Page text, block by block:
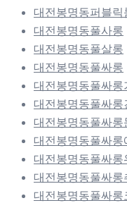
대전봉명동퍼블릭
대전봉명동풀사롱
대전봉명동풀살롱
대전봉명동풀싸롱
대전봉명동풀싸롱
대전봉명동풀싸롱
대전봉명동풀싸롱
대전봉명동풀싸롱
대전봉명동풀싸롱
대전봉명동풀싸롱
대전봉명동풀싸롱